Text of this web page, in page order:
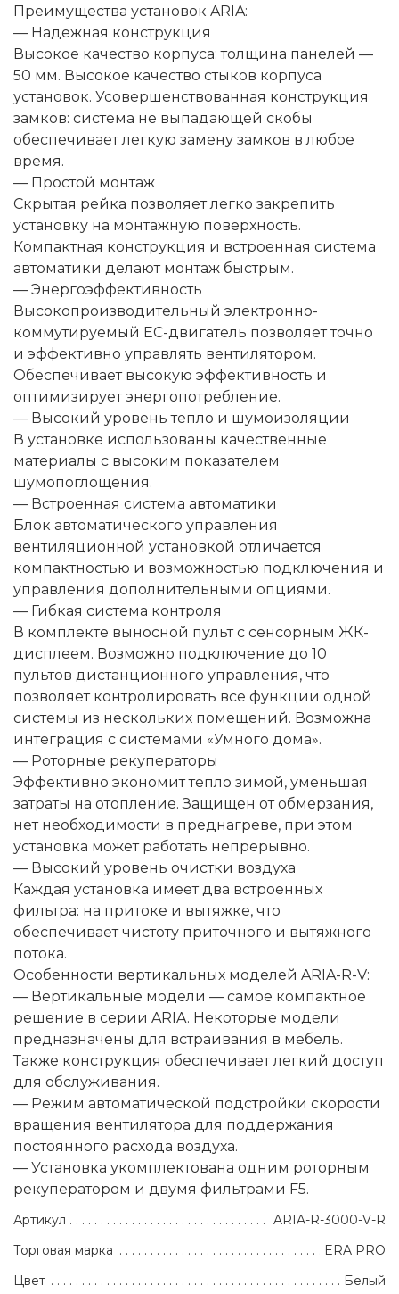
Преимущества установок ARIA:
— Надежная конструкция
Высокое качество корпуса: толщина панелей —
50 мм. Высокое качество стыков корпуса
установок. Усовершенствованная конструкция
замков: система не выпадающей скобы
обеспечивает легкую замену замков в любое
время.
— Простой монтаж
Скрытая рейка позволяет легко закрепить
установку на монтажную поверхность.
Компактная конструкция и встроенная система
автоматики делают монтаж быстрым.
— Энергоэффективность
Высокопроизводительный электронно-
коммутируемый ЕС-двигатель позволяет точно
и эффективно управлять вентилятором.
Обеспечивает высокую эффективность и
оптимизирует энергопотребление.
— Высокий уровень тепло и шумоизоляции
В установке использованы качественные
материалы с высоким показателем
шумопоглощения.
— Встроенная система автоматики
Блок автоматического управления
вентиляционной установкой отличается
компактностью и возможностью подключения и
управления дополнительными опциями.
— Гибкая система контроля
В комплекте выносной пульт с сенсорным ЖК-
дисплеем. Возможно подключение до 10
пультов дистанционного управления, что
позволяет контролировать все функции одной
системы из нескольких помещений. Возможна
интеграция с системами «Умного дома».
— Роторные рекуператоры
Эффективно экономит тепло зимой, уменьшая
затраты на отопление. Защищен от обмерзания,
нет необходимости в преднагреве, при этом
установка может работать непрерывно.
— Высокий уровень очистки воздуха
Каждая установка имеет два встроенных
фильтра: на притоке и вытяжке, что
обеспечивает чистоту приточного и вытяжного
потока.
Особенности вертикальных моделей ARIA-R-V:
— Вертикальные модели — самое компактное
решение в серии ARIA. Некоторые модели
предназначены для встраивания в мебель.
Также конструкция обеспечивает легкий доступ
для обслуживания.
— Режим автоматической подстройки скорости
вращения вентилятора для поддержания
постоянного расхода воздуха.
— Установка укомплектована одним роторным
рекуператором и двумя фильтрами F5.
Артикул
ARIA-R-3000-V-R
Торговая марка
ERA PRO
Цвет
Белый